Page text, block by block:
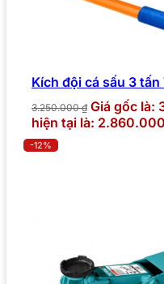
Kích đội cá sấu 3
3.250.000₫ Giá gốc là:
hiện tại là:
-12%